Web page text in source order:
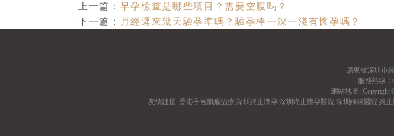
上一篇： 早孕檢查是哪些項目？需要空腹嗎？
下一篇：
月經遲來幾天驗孕準嗎？驗孕棒一深一淺有懷孕嗎？
廣東省深圳市
服務熱線：
網站地圖 | Copyright
友情鏈接:香港子宮肌瘤治療 深圳終止懷孕深圳終止懷孕醫院深圳婦科醫院 終